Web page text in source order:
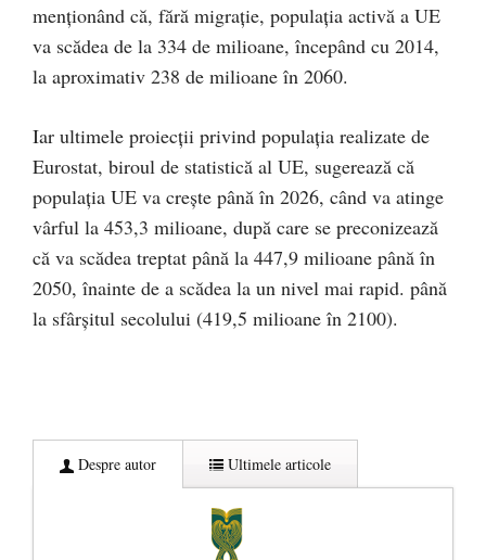
menționând că, fără migrație, populația activă a UE
va scădea de la 334 de milioane, începând cu 2014,
la aproximativ 238 de milioane în 2060.
Iar ultimele proiecții privind populația realizate de
Eurostat, biroul de statistică al UE, sugerează că
populația UE va crește până în 2026, când va atinge
vârful la 453,3 milioane, după care se preconizează
că va scădea treptat până la 447,9 milioane până în
2050, înainte de a scădea la un nivel mai rapid. până
la sfârșitul secolului (419,5 milioane în 2100).
Despre autor Ultimele articole